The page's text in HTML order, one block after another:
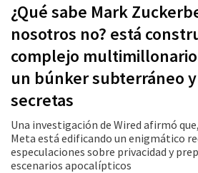
¿Qué sabe Mark
nosotros no? está
complejo multimillonario
un búnker subterráneo
secretas
Una investigación de Wired afirmó
Meta está edificando un enigmático
especulaciones sobre privacidad y
escenarios apocalípticos